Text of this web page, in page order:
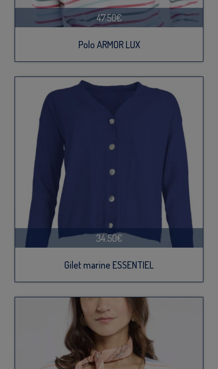
47.50€
Polo ARMOR LUX
34.50€
Gilet marine ESSENTIEL